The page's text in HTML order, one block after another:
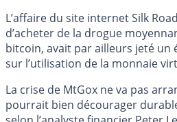
L’affaire du site internet Silk
d’acheter de la drogue
bitcoin, avait par ailleurs jeté un
sur l’utilisation de la monnaie
La crise de MtGox ne va pas
pourrait bien décourager